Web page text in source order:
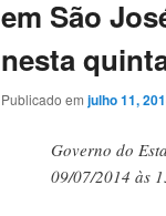
em São
nesta
Publicado em julho 11,
Governo do
09/07/2014 às